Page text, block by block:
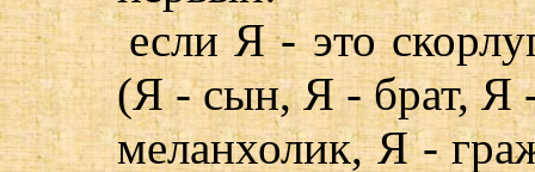
если Я - это
(Я - сын, Я - брат, Я
меланхолик, Я -